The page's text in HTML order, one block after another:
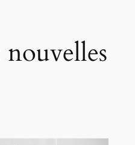
nouvelles